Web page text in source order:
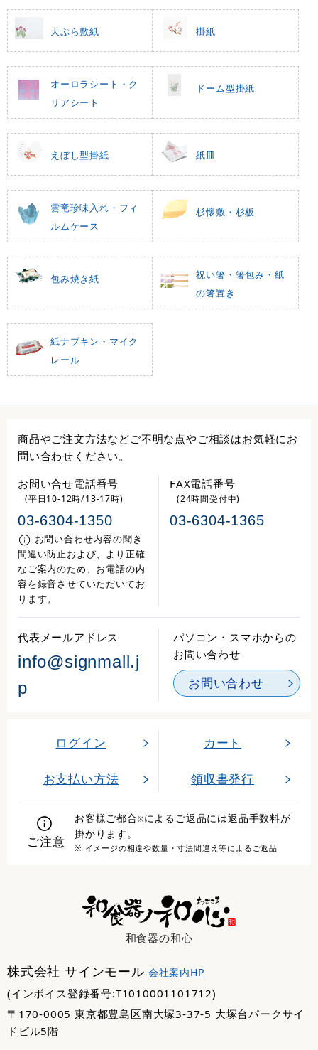
天ぷら敷紙 掛紙
オーロラシート・ク
リアシート
ドーム型掛紙
えぼし型掛紙 紙皿
雲竜珍味入れ・フィ
ルムケース
杉懐敷・杉板
包み焼き紙
祝い箸・箸包み・紙
の箸置き
紙ナプキン・マイク
レール
商品やご注文方法などご不明な点やご相談はお気軽にお
問い合わせください。
お問い合せ電話番号
(平日10-12時/13-17時)
03-6304-1350
お問い合わせ内容の聞き
間違い防止および、より正確
なご案内のため、お電話の内
容を録音させていただいてお
ります。
FAX電話番号
(24時間受付中)
03-6304-1365
代表メールアドレス
info@signmall.j
p
パソコン・スマホからの
お問い合わせ
お問い合わせ
ログイン カート
お支払い方法 領収書発行
ご注意
お客様ご都合※によるご返品には返品手数料が
掛かります。
※ イメージの相違や数量・寸法間違え等によるご返品
和食器の和心
株式会社 サインモール 会社案内HP
(インボイス登録番号:T1010001101712)
〒170-0005 東京都豊島区南大塚3-37-5 大塚台パークサイ
ドビル5階